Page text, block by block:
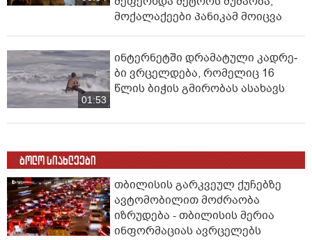
მოქალაქეები პანიკამ მოიცვა
01:53
ინ­ტერ­ნეტ­ში დრა­მა­ტუ­ლი კად­რე­
ბი ვრცელდება, რომელიც 16
წლის ბიჭის გმირობას ასახავს
ბოლო სიახლეები
თბილისის გარკვეულ ქუჩებზე
ავტომობილით მოძრაობა
იზრუდება - თბილისის მერია
ინფორმაციას ავრცელებს